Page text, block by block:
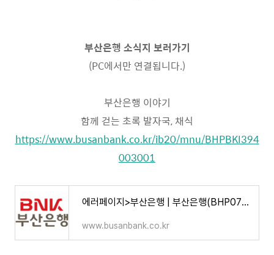
부산은행 소식지 보러가기
(PC에서만 연결됩니다.)
부산은행 이야기
함께 걷는 초록 발자국, 채식
https://www.busanbank.co.kr/ib20/mnu/BHPBKI394
003001
에러페이지>부산은행 | 부산은행(BHP0701)
www.busanbank.co.kr